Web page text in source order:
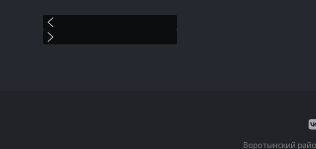
Воротынский